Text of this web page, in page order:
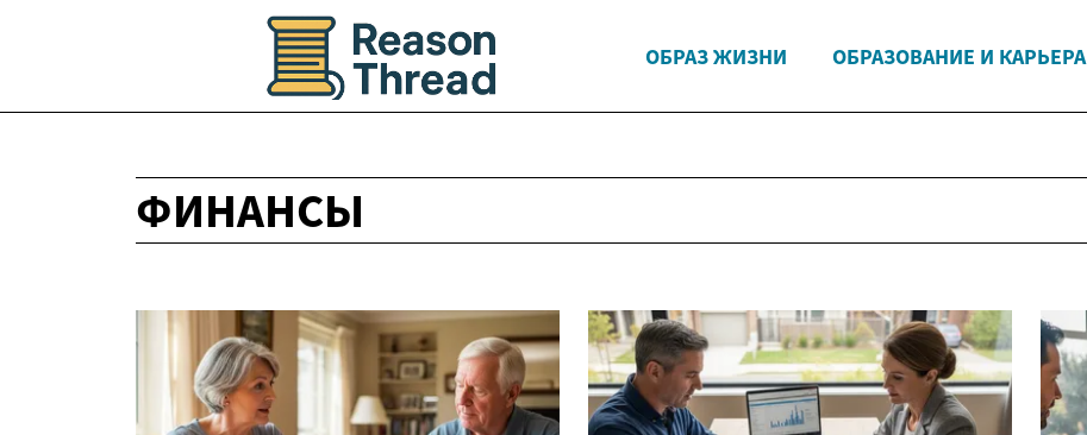
ОБРАЗ ЖИЗНИ ОБРАЗОВАНИЕ И КАРЬЕРА
ФИНАНСЫ